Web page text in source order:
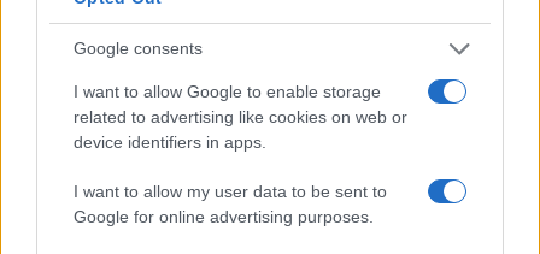
Google consents
I want to allow Google to enable storage
related to advertising like cookies on web or
device identifiers in apps.
I want to allow my user data to be sent to
Google for online advertising purposes.